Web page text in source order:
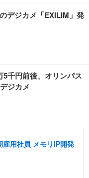
デジカメ「EXILIM」発
千円前後、オリンパス
ジカメ
用社員 メモリIP開発